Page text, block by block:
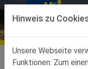
Direkt zur
Direkt zum Inhalt
Ortsgruppen
Martinsberg
Hinweis zu
Unsere Webseite
Funktionen: Zum